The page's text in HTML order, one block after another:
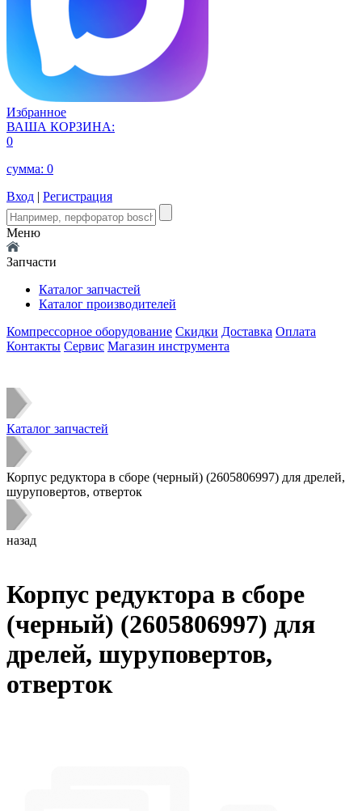
Избранное
ВАША КОРЗИНА:
0
сумма: 0
Вход | Регистрация
Меню
Запчасти
Каталог запчастей
Каталог производителей
Компрессорное оборудование Скидки Доставка Оплата
Контакты Сервис Магазин инструмента
Каталог запчастей
Корпус редуктора в сборе (черный) (2605806997) для дрелей,
шуруповертов, отверток
назад
Корпус редуктора в сборе
(черный) (2605806997) для
дрелей, шуруповертов,
отверток